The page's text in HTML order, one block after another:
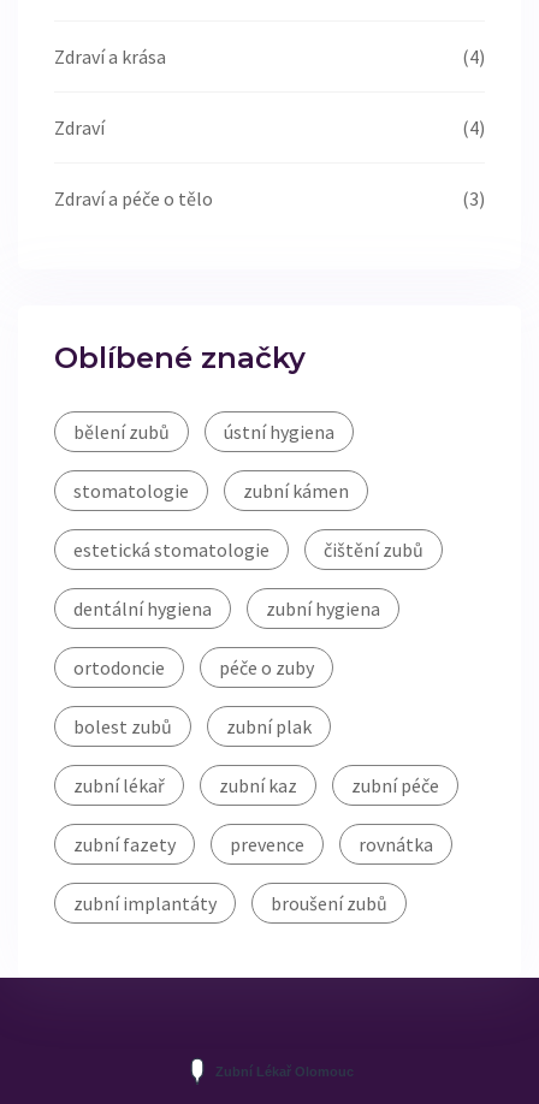
Zdraví a krása (4)
Zdraví (4)
Zdraví a péče o tělo (3)
Oblíbené značky
bělení zubů ústní hygiena
stomatologie zubní kámen
estetická stomatologie čištění zubů
dentální hygiena zubní hygiena
ortodoncie péče o zuby
bolest zubů zubní plak
zubní lékař zubní kaz zubní péče
zubní fazety prevence rovnátka
zubní implantáty broušení zubů